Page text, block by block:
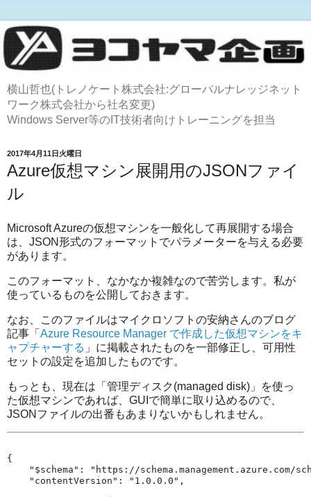
横山哲也(トレノケート株式会社:グローバルナレッジネット
ワーク株式会社から社名変更)
Windows Server等のIT技術者向けトレーニングを担当
2017年4月11日火曜日
Azure仮想マシン展開用のJSONファイ
ル
Microsoft Azureの仮想マシンを一般化して再展開する場合
は、JSON形式のフォーマットでパラメーターを与える必要
があります。
このフォーマット、なかなか複雑なので苦労します。私が
使っているものを公開しておきます。
なお、このファイルはマイクロソフトの安納さんのブログ
記事「 Azure Resource Manager で作成した仮想マシンをキ
ャプチャーする 」に掲載されたものを一部修正し、可用性
セットの設定を追加したものです。
もっとも、現在は「管理ディスク(managed disk)」を使っ
た仮想マシンであれば、GUIで簡単に取り込めるので、
JSONファイルの出番もあまりないかもしれません。
{
"$schema": "https://schema.management.azure.com/
    "contentVersion": "1.0.0.0",